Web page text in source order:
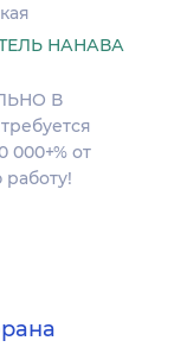
НАНАВА
В
000+% от